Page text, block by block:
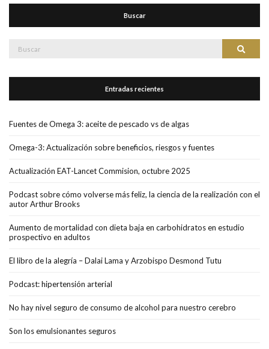
Buscar
Buscar: Buscar
Entradas recientes
Fuentes de Omega 3: aceite de pescado vs de algas
Omega-3: Actualización sobre beneficios, riesgos y fuentes
Actualización EAT-Lancet Commision, octubre 2025
Podcast sobre cómo volverse más feliz, la ciencia de la realización con el
autor Arthur Brooks
Aumento de mortalidad con dieta baja en carbohidratos en estudio
prospectivo en adultos
El libro de la alegría – Dalai Lama y Arzobispo Desmond Tutu
Podcast: hipertensión arterial
No hay nivel seguro de consumo de alcohol para nuestro cerebro
Son los emulsionantes seguros